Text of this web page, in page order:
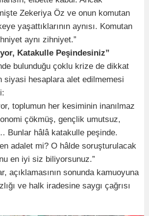
Zekeriya Öz ve onun komutan
yaşattıklarının aynısı. Komutan
aynı zihniyet.”
Katakulle Peşindesiniz”
bulunduğu çoklu krize de dikkat
siyasi hesaplara alet edilmemesi
toplumun her kesiminin inanılmaz
çökmüş, gençlik umutsuz,
Bunlar hâlâ katakulle peşinde.
adalet mi? O hâlde soruşturulacak
en iyi siz biliyorsunuz.”
açıklamasının sonunda kamuoyuna
ve halk iradesine saygı çağrısı